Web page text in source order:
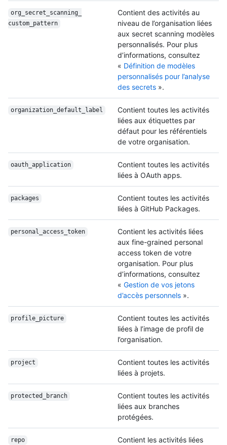
org_secret_scanning_
custom_pattern
Contient des activités au
niveau de l’organisation liées
aux secret scanning modèles
personnalisés. Pour plus
d’informations, consultez
« Définition de modèles
personnalisés pour l’analyse
des secrets ».
organization_ default_label
Contient toutes les activités
liées aux étiquettes par
défaut pour les référentiels
de votre organisation.
oauth_application
Contient toutes les activités
liées à OAuth apps.
packages
Contient toutes les activités
liées à GitHub Packages.
personal_access_ token
Contient les activités liées
aux fine-grained personal
access token de votre
organisation. Pour plus
d’informations, consultez
« Gestion de vos jetons
d’accès personnels ».
profile_picture
Contient toutes les activités
liées à l’image de profil de
l’organisation.
project
Contient toutes les activités
liées à projets.
protected_branch
Contient toutes les activités
liées aux branches
protégées.
repo
Contient les activités liées